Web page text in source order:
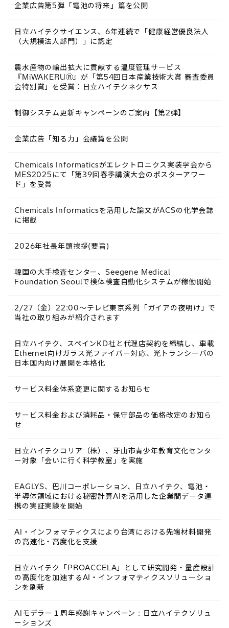
企業広告第5弾「電池の将来」篇を公開
日立ハイテクサイエンス、6年連続で「健康経営優良法人
（大規模法人部門）」に認定
農水産物の輸出拡大に貢献する温度管理サービス
『MiWAKERUⓇ』が「第54回日本産業技術大賞 審査委員
会特別賞」を受賞：日立ハイテクネクサス
制御システム更新キャンペーンのご案内【第2弾】
企業広告「知る力」会議篇を公開
Chemicals Informaticsがエレクトロニクス実装学会から
MES2025にて「第39回春季講演大会のポスターアワー
ド」を受賞
Chemicals Informaticsを活用した論文がACSの化学会誌
に掲載
2026年社長年頭挨拶(要旨)
韓国の大手検査センター、Seegene Medical
Foundation Seoulで検体検査自動化システムが稼働開始
2/27（金）22:00～テレビ東京系列「ガイアの夜明け」で
当社の取り組みが紹介されます
日立ハイテク、スペインKD社と代理店契約を締結し、車載
Ethernet向けガラス光ファイバー対応、光トランシーバの
日本国内向け展開を本格化
サービス料金体系変更に関するお知らせ
サービス料金および消耗品・保守部品の価格改定のお知ら
せ
日立ハイテクコリア（株）、牙山市青少年教育文化センタ
ー対象「会いに行く科学教室」を実施
EAGLYS、巴川コーポレーション、日立ハイテク、電池・
半導体領域における秘密計算AIを活用した企業間データ連
携の実証実験を開始
AI・インフォマティクスにより台湾における先端材料開発
の高速化・高度化を支援
日立ハイテク「PROACCELA」として研究開発・量産設計
の高度化を加速するAI・インフォマティクスソリューショ
ンを刷新
AIモデラー１周年感謝キャンペーン : 日立ハイテクソリュ
ーションズ